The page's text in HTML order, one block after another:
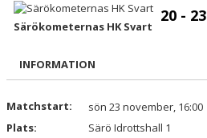
NYHETER
MATCHER
TRUPPEN
Särökometernas HK Svart
20 - 23
INFORMATION
Matchstart:
sön 23 november, 16:00
Plats:
Särö Idrottshall 1